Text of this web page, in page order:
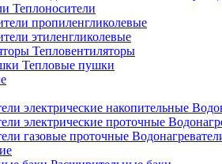
Теплоносители
пропиленгликолевые
этиленгликолевые
Тепловентиляторы
Тепловые пушки